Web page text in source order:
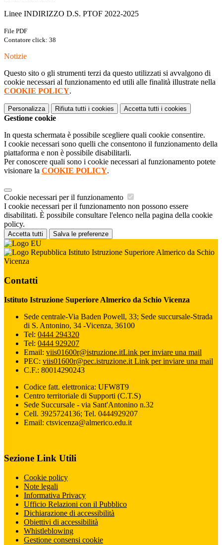
Linee INDIRIZZO D.S. PTOF 2022-2025
File PDF
Contatore click: 38
Notizie
Questo sito o gli strumenti terzi da questo utilizzati si avvalgono di
cookie necessari al funzionamento ed utili alle finalità illustrate nella
COOKIE POLICY.
Personalizza Rifiuta tutti i cookies Accetta tutti i cookies
Gestione cookie
In questa schermata è possibile scegliere quali cookie consentire.
I cookie necessari sono quelli che consentono il funzionamento della
piattaforma e non è possibile disabilitarli.
Per conoscere quali sono i cookie necessari al funzionamento potete
visionare la COOKIE POLICY.
Cookie necessari per il funzionamento
I cookie necessari per il funzionamento non possono essere
disabilitati. È possibile consultare l'elenco nella pagina della cookie
policy.
Accetta tutti Salva le preferenze
Istituto Istruzione Superiore Almerico da Schio
Vicenza
Contatti
Istituto Istruzione Superiore Almerico da Schio Vicenza
Sede centrale-Via Baden Powell, 33; Sede succursale-Strada
di S. Antonino, 34 -Vicenza, 36100
Tel: 0444 294320
Tel: 0444 929207
Email: viis01600r@istruzione.itLink per inviare una mail
PEC: viis01600r@pec.istruzione.it Link per inviare una mail
C.F.: 80014290243
Codice fatt. elettronica: UFW8T9
Centro territoriale di Supporti (C.T.S)
Sede Succursale - via Sant'Antonino n.32
Cell. 3925724136; Tel. 0444929207
Email: ctsvicenza@almerico.edu.it
Sezione Link Utili
Cookie policy
Note legali
Informativa Privacy
Ufficio Relazioni con il Pubblico
Dichiarazione di accessibilità
Obiettivi di accessibilità
Whistleblowing
Gestione consensi cookie